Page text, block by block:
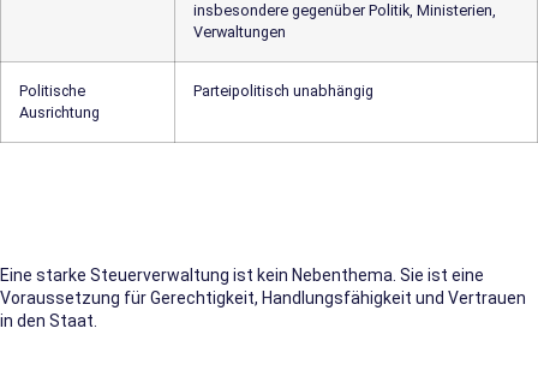
insbesondere gegenüber Politik, Ministerien,
Verwaltungen
Politische
Ausrichtung
Parteipolitisch unabhängig
Eine starke Steuerverwaltung ist kein Nebenthema. Sie ist eine
Voraussetzung für Gerechtigkeit, Handlungsfähigkeit und Vertrauen
in den Staat.